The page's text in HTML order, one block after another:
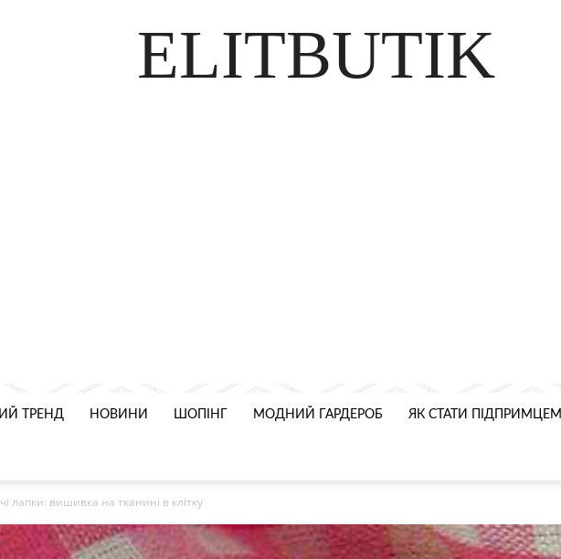
ELITBUTIK
ТРЕНД НОВИНИ ШОПІНГ МОДНИЙ ГАРДЕРОБ ЯК СТАТИ ПІДПРИМЦЕМ
лапки: вишивка на тканині в клітку